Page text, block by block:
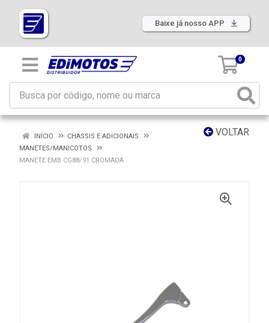
Baixe já nosso APP
0
VOLTAR
INÍCIO
CHASSIS E ADICIONAIS
MANETES/MANICOTOS
MANETE EMB CG88/91 CROMADA